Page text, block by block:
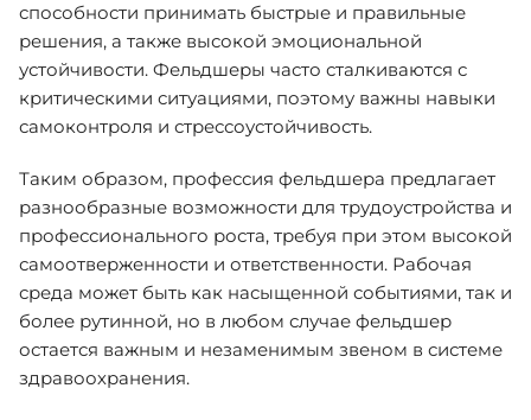
способности принимать быстрые и правильные
решения, а также высокой эмоциональной
устойчивости. Фельдшеры часто сталкиваются с
критическими ситуациями, поэтому важны навыки
самоконтроля и стрессоустойчивость.
Таким образом, профессия фельдшера предлагает
разнообразные возможности для трудоустройства и
профессионального роста, требуя при этом высокой
самоотверженности и ответственности. Рабочая
среда может быть как насыщенной событиями, так и
более рутинной, но в любом случае фельдшер
остается важным и незаменимым звеном в системе
здравоохранения.